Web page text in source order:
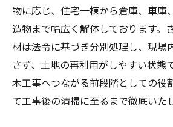
物に応じ、住宅一棟から倉庫、車庫
造物まで幅広く解体しております。
材は法令に基づき分別処理し、現場
さず、土地の再利用がしやすい状態
木工事へつながる前段階としての役
て工事後の清掃に至るまで徹底いた